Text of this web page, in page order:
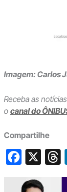
Imagem: Carlos
Receba as
o canal do
Compartilhe
F X